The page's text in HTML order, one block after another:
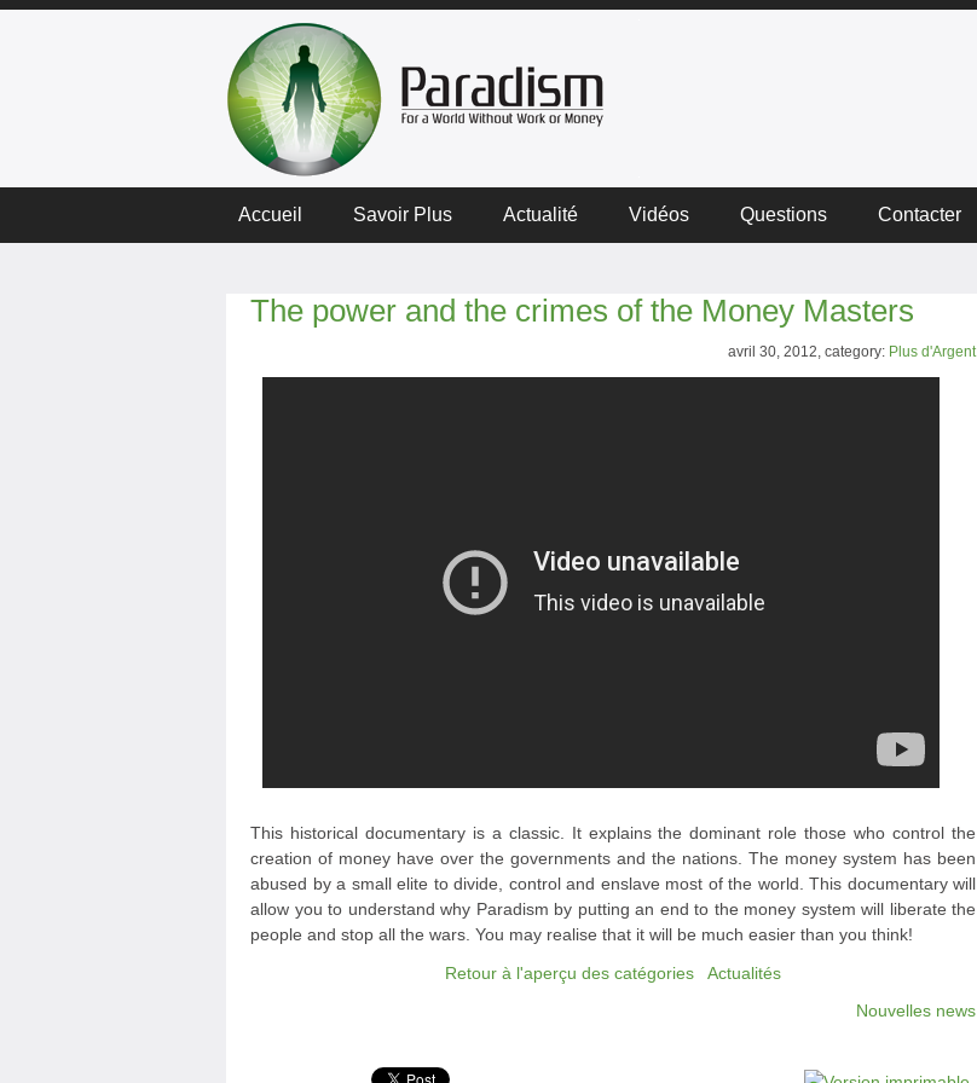
Accueil Savoir Plus Actualité Vidéos Questions Contacter
The power and the crimes of the Money Masters
avril 30, 2012, category: Plus d'Argent
This historical documentary is a classic. It explains the dominant role those who control the
creation of money have over the governments and the nations. The money system has been
abused by a small elite to divide, control and enslave most of the world. This documentary will
allow you to understand why Paradism by putting an end to the money system will liberate the
people and stop all the wars. You may realise that it will be much easier than you think!
Retour à l'aperçu des catégories
Actualités
Nouvelles news